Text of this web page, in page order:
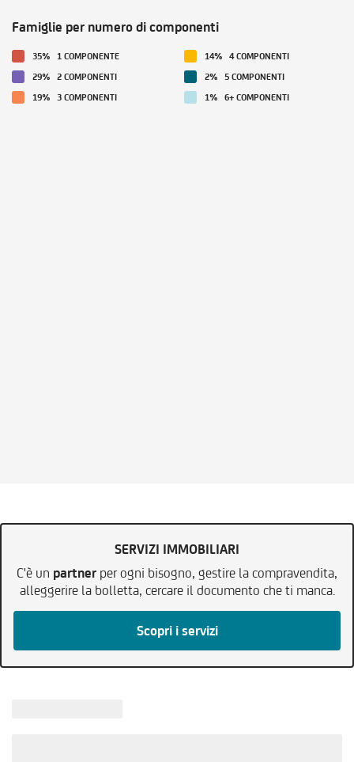
Famiglie per numero di componenti
35%
1 COMPONENTE
29%
2 COMPONENTI
19%
3 COMPONENTI
14%
4 COMPONENTI
2%
5 COMPONENTI
1%
6+ COMPONENTI
SERVIZI IMMOBILIARI
C'è un partner per ogni bisogno, gestire la compravendita,
alleggerire la bolletta, cercare il documento che ti manca.
Scopri i servizi